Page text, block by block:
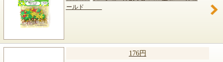
ールド
176円